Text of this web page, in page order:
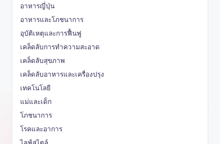
อาหารญี่ปุ่น
อาหารและโภชนาการ
อุบัติเหตุและการฟื้นฟู
เคล็ดลับการทำความสะอาด
เคล็ดลับสุขภาพ
เคล็ดลับอาหารและเครื่องปรุง
เทคโนโลยี
แม่และเด็ก
โภชนาการ
โรคและอาการ